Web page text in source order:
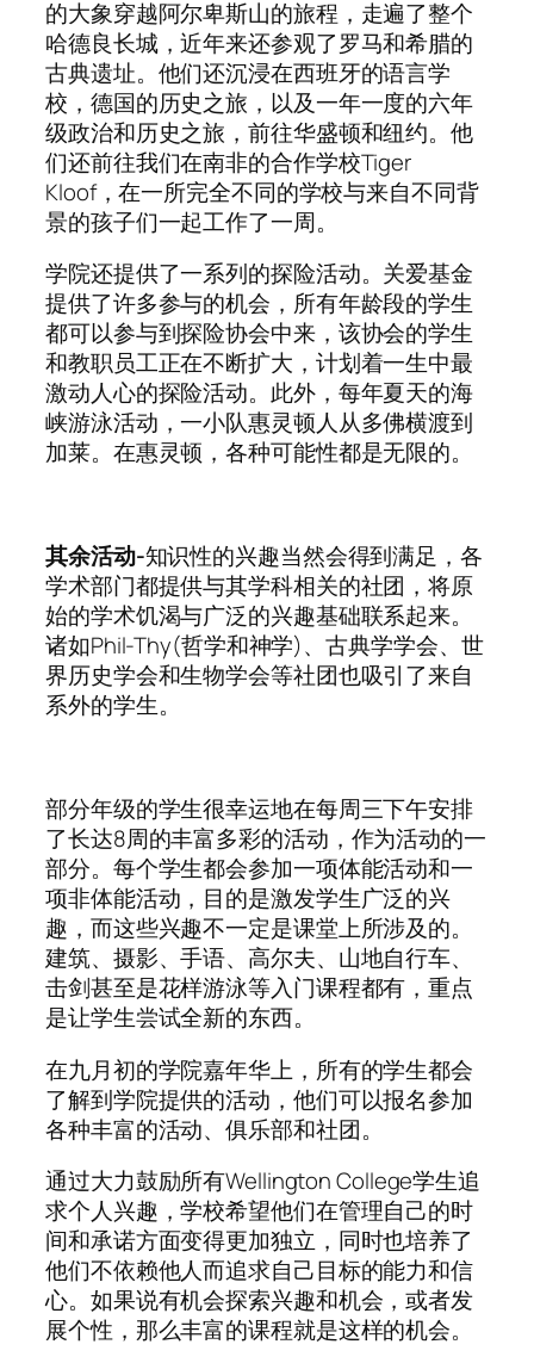
的大象穿越阿尔卑斯山的旅程，走遍了整个
哈德良长城，近年来还参观了罗马和希腊的
古典遗址。他们还沉浸在西班牙的语言学
校，德国的历史之旅，以及一年一度的六年
级政治和历史之旅，前往华盛顿和纽约。他
们还前往我们在南非的合作学校Tiger
Kloof，在一所完全不同的学校与来自不同背
景的孩子们一起工作了一周。
学院还提供了一系列的探险活动。关爱基金
提供了许多参与的机会，所有年龄段的学生
都可以参与到探险协会中来，该协会的学生
和教职员工正在不断扩大，计划着一生中最
激动人心的探险活动。此外，每年夏天的海
峡游泳活动，一小队惠灵顿人从多佛横渡到
加莱。在惠灵顿，各种可能性都是无限的。
其余活动-知识性的兴趣当然会得到满足，各
学术部门都提供与其学科相关的社团，将原
始的学术饥渴与广泛的兴趣基础联系起来。
诸如Phil-Thy(哲学和神学)、古典学学会、世
界历史学会和生物学会等社团也吸引了来自
系外的学生。
部分年级的学生很幸运地在每周三下午安排
了长达8周的丰富多彩的活动，作为活动的一
部分。每个学生都会参加一项体能活动和一
项非体能活动，目的是激发学生广泛的兴
趣，而这些兴趣不一定是课堂上所涉及的。
建筑、摄影、手语、高尔夫、山地自行车、
击剑甚至是花样游泳等入门课程都有，重点
是让学生尝试全新的东西。
在九月初的学院嘉年华上，所有的学生都会
了解到学院提供的活动，他们可以报名参加
各种丰富的活动、俱乐部和社团。
通过大力鼓励所有Wellington College学生追
求个人兴趣，学校希望他们在管理自己的时
间和承诺方面变得更加独立，同时也培养了
他们不依赖他人而追求自己目标的能力和信
心。如果说有机会探索兴趣和机会，或者发
展个性，那么丰富的课程就是这样的机会。